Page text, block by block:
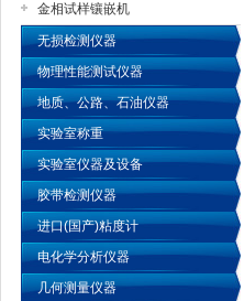
金相试样镶嵌机
无损检测仪器
物理性能测试仪器
地质、公路、石油仪器
实验室称重
实验室仪器及设备
胶带检测仪器
进口(国产)粘度计
电化学分析仪器
几何测量仪器